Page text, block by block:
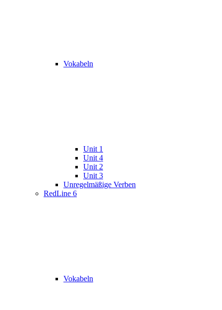
Vokabeln
Unit 1
Unit 4
Unit 2
Unit 3
Unregelmäßige Verben
RedLine 6
Vokabeln